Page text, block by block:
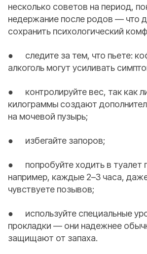
несколько советов на период,
недержание после родов — что
сохранить психологический
● следите за тем, что пьете:
алкоголь могут усиливать
● контролируйте вес, так как
килограммы создают
на мочевой пузырь;
● избегайте запоров;
● попробуйте ходить в туалет
например, каждые 2–3 часа,
чувствуете позывов;
● используйте специальные
прокладки — они надежнее
защищают от запаха.